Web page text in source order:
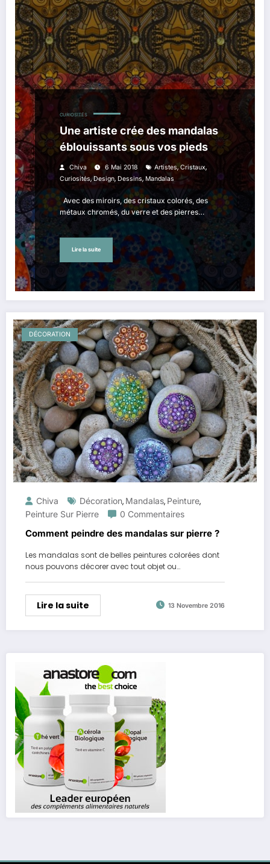
CURIOSITÉS
Une artiste crée des mandalas
éblouissants sous vos pieds
Chiva 6 Mai 2018 Artistes,Cristaux,
Curiosités,Design, Dessins, Mandalas
Avec des miroirs, des cristaux colorés, des
métaux chromés, du verre et des pierres…
Lire la suite
DÉCORATION
Chiva Décoration, Mandalas, Peinture,
Peinture Sur Pierre
0 Commentaires
Comment peindre des mandalas sur pierre ?
Les mandalas sont de belles peintures colorées dont
nous pouvons décorer avec tout objet ou…
Lire la suite 13 Novembre 2016